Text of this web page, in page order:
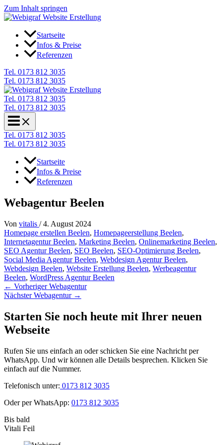
Zum Inhalt springen
Startseite
Infos & Preise
Referenzen
Tel. 0173 812 3035
Tel. 0173 812 3035
Tel. 0173 812 3035
Tel. 0173 812 3035
Tel. 0173 812 3035
Tel. 0173 812 3035
Startseite
Infos & Preise
Referenzen
Webagentur Beelen
Von vitalis /4. August 2024
Homepage erstellen Beelen, Homepageerstellung Beelen,
Internetagentur Beelen, Marketing Beelen, Onlinemarketing Beelen,
SEO Agentur Beelen, SEO Beelen, SEO-Optimierung Beelen,
Social Media Agentur Beelen, Webdesign Agentur Beelen,
Webdesign Beelen, Website Erstellung Beelen, Werbeagentur
Beelen, WordPress Agentur Beelen
← Vorheriger Webagentur
Nächster Webagentur →
Starten Sie noch heute mit Ihrer neuen
Webseite
Rufen Sie uns einfach an oder schicken Sie eine Nachricht per
WhatsApp. Und wir können alle Details besprechen. Klicken Sie
einfach auf die Nummer.
Telefonisch unter: 0173 812 3035
Oder per WhatsApp: 0173 812 3035
Bis bald
Vitali Feil